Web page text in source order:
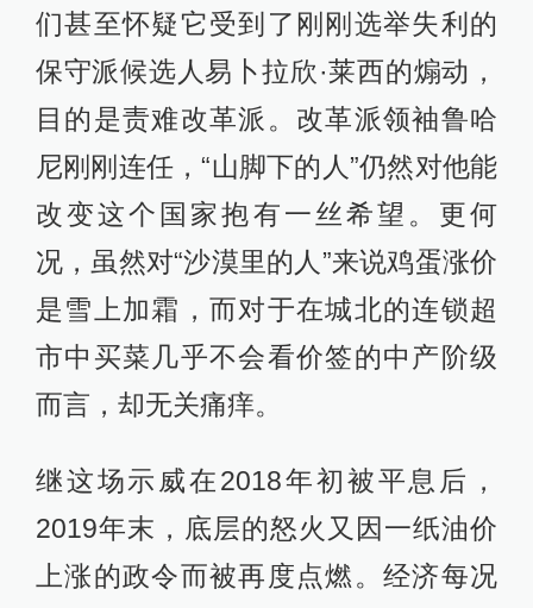
也来得更激进。即使虔信而保守的中
年人依然忍气吞声，他们看不到出路
的子女和那些逐渐落入底层的“中产阶
级穷人们”，无法对现状保持沉默。高
校的学生们也广泛参与了进来，在运
动中扮演了重要的动员与信息传播的
角色。他们受到了世界各地如火如荼
的抗争运动的影响，占领了各大城市
的街头，学习黎巴嫩街头的组织方式
体合唱的抗争歌曲，打出伊拉克街头
的反抗标语——这些标语往往正是反
对伊朗政府的。和平示威很快暴力